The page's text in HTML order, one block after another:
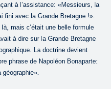
à l’assistance: «Messieurs, la
fini avec la Grande Bretagne !».
mais c’était une belle formule
à dire sur la Grande Bretagne
La doctrine devient
phrase de Napoléon Bonaparte: